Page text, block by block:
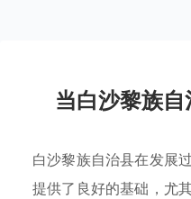
当白沙黎族
白沙黎族自治县在发展
提供了良好的基础，尤